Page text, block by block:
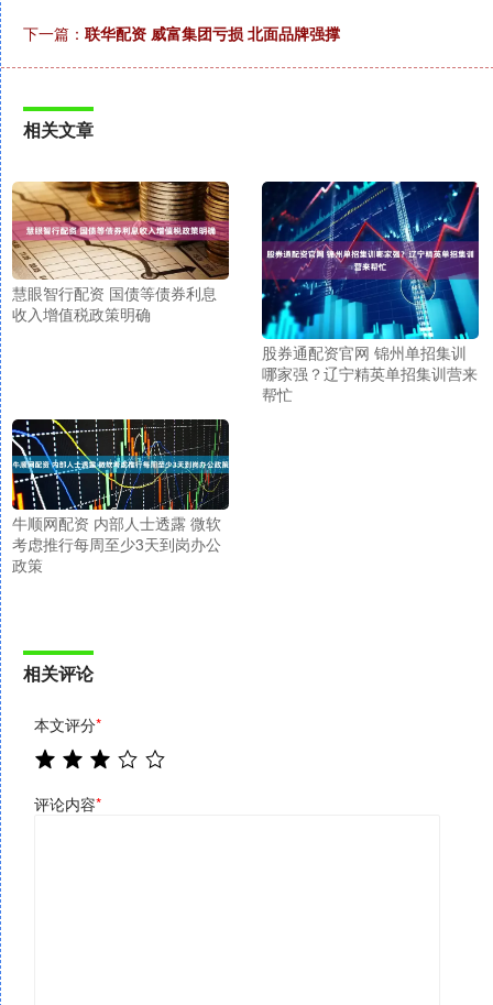
下一篇： 联华配资 威富集团亏损 北面品牌强撑
相关文章
慧眼智行配资 国债等债券利息
收入增值税政策明确
股券通配资官网 锦州单招集训
哪家强？辽宁精英单招集训营来
帮忙
牛顺网配资 内部人士透露 微软
考虑推行每周至少3天到岗办公
政策
相关评论
本文评分*
评论内容*